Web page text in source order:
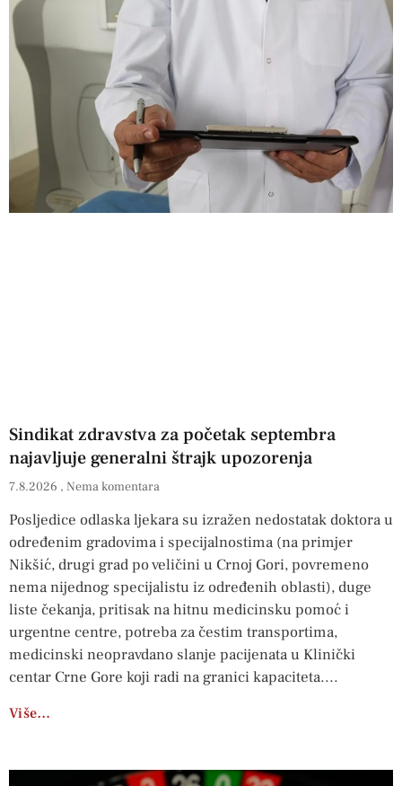
Sindikat zdravstva za početak septembra
najavljuje generalni štrajk upozorenja
7.8.2026 Nema komentara
Posljedice odlaska ljekara su izražen nedostatak doktora u
određenim gradovima i specijalnostima (na primjer
Nikšić, drugi grad po veličini u Crnoj Gori, povremeno
nema nijednog specijalistu iz određenih oblasti), duge
liste čekanja, pritisak na hitnu medicinsku pomoć i
urgentne centre, potreba za čestim transportima,
medicinski neopravdano slanje pacijenata u Klinički
centar Crne Gore koji radi na granici kapaciteta.
Više…